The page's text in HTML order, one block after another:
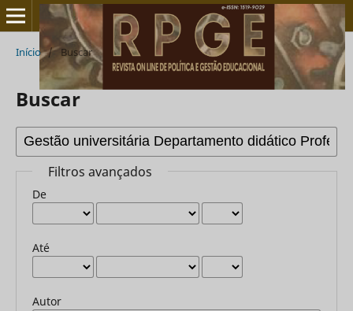
Início / Buscar
Buscar
Filtros avançados
De
Até
Autor